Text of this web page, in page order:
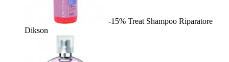
-15% Treat Shampoo Riparatore
Dikson